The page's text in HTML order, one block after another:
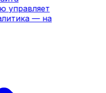
управляет
— на